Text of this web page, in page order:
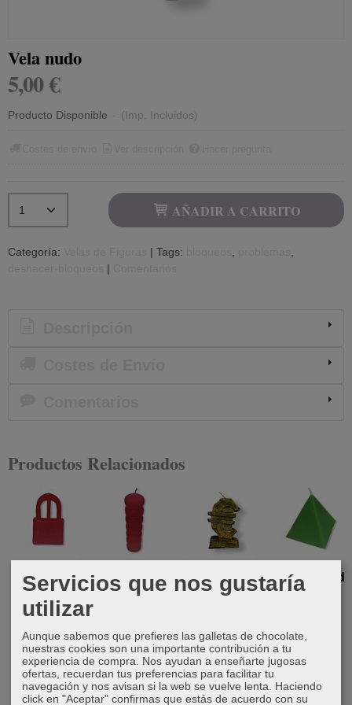
Vela nudo
5,00 €
Producto Disponible - (Imp. Incluidos)
AÑADIR A CARRITO
Categoría: | Tags:
|
Productos Relacionados
Vela
candado
4,00 €
Vela 7 nudos Vela euro
Vela pirámide
verde
Servicios que nos gustaría
utilizar
Aunque sabemos que prefieres las galletas de chocolate,
nuestras cookies son una importante contribución a tu
experiencia de compra. Nos ayudan a enseñarte jugosas
ofertas, recuerdan tus preferencias para facilitar tu
navegación y nos avisan si la web se vuelve lenta. Haciendo
click en "Aceptar" confirmas que estás de acuerdo con su